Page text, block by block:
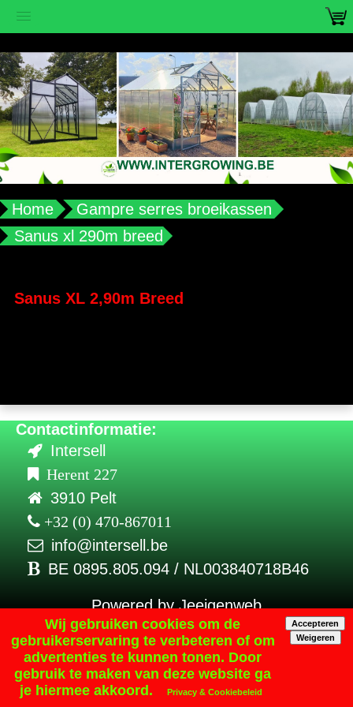
vub2s3u0e8ax988aplqy4qocwdw7b4
Home
Gampre serres broeikassen
Sanus xl 290m breed
Sanus XL 2,90m Breed
Contactinformatie:
Intersell
Herent 227
3910 Pelt
+32 (0) 470-867011
info@intersell.be
BE 0895.805.094 / NL003840718B46
Powered byJeeigenweb
Wij gebruiken cookies om de
gebruikerservaring te verbeteren of om
advertenties te kunnen tonen. Door
gebruik te maken van deze website ga
je hiermee akkoord.
Privacy & Cookiebeleid
Accepteren
Weigeren